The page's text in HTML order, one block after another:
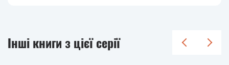
Інші книги з цієї серії